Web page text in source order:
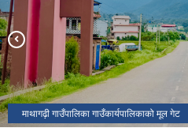
माथागढ़ी गाउँपालिका गाउँकार्यपालिकाको मूल गेट
माथागढी गाउँपालिकाको कार्यालय भवन
माथागढी गाउँपालिका द्वारा सञ्चालित
५० % अनुदानमा हाते टेक्टर वितरण
वडा नं. ८ बहादुरपुरमा निर्माणाधीन अवस्थामा